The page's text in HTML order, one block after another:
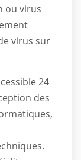
ou virus
virus sur
24
des